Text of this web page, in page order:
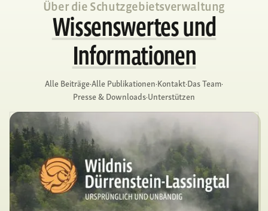
Über die Schutzgebietsverwaltung
Wissenswertes und
Informationen
Alle Beiträge·Alle Publikationen·Kontakt·Das Team·
Presse & Downloads·Unterstützen